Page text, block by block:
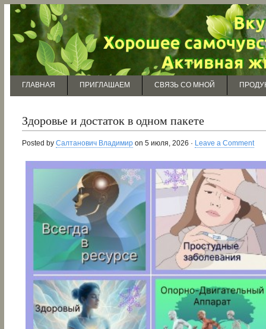
ГЛАВНАЯ ПРИГЛАШАЕМ СВЯЗЬ СО МНОЙ
Здоровье и достаток в одном пакете
Posted by Салтанович Владимир on 5 июля, 2026 · Leave a Comment